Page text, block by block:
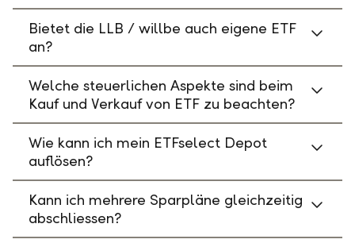
Bietet die LLB / willbe auch eigene ETF
an?
Welche steuerlichen Aspekte sind beim
Kauf und Verkauf von ETF zu beachten?
Wie kann ich mein ETFselect Depot
auflösen?
Kann ich mehrere Sparpläne gleichzeitig
abschliessen?